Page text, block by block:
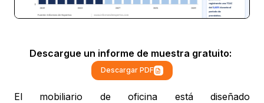
Descargue un informe de muestra gratuito:
Descargar PDF
El mobiliario de oficina está diseñado